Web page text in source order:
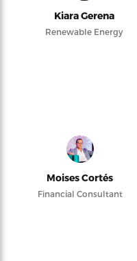
Kiara Gerena
Renewable Energy
Moises Cortés
Financial Consultant